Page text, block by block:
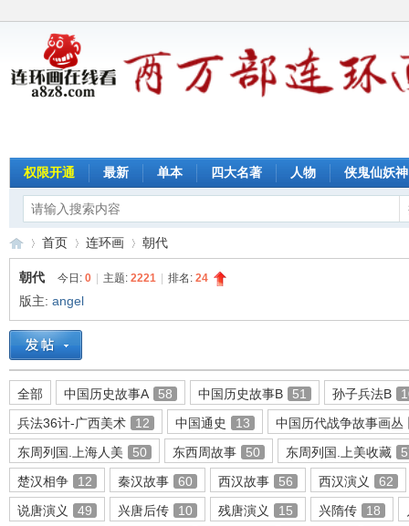
权限开通 最新 单本 四大名著 人物 侠鬼仙妖神
连
环
»
首页
›
连环画
›
朝代
朝代 今日: 0 主题: 2221 排名: 24
版主: angel
全部 中国历史故事A 58 中国历史故事B 51 孙子兵法B
兵法36计-广西美术
12 中国通史 13
中国历代战争故事画丛
东周列国.上海人美
50 东西周故事 50 东周列国.上美收藏
楚汉相争
12 秦汉故事 60 西汉故事 56 西汉演义
62
说唐演义
49 兴唐后传 10 残唐演义 15 兴隋传 18